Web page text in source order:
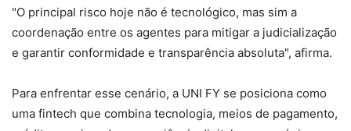
"O principal risco hoje não é tecnológico, mas sim a
coordenação entre os agentes para mitigar a judicialização
e garantir conformidade e transparência absoluta", afirma.
Para enfrentar esse cenário, a UNI FY se posiciona como
uma fintech que combina tecnologia, meios de pagamento,